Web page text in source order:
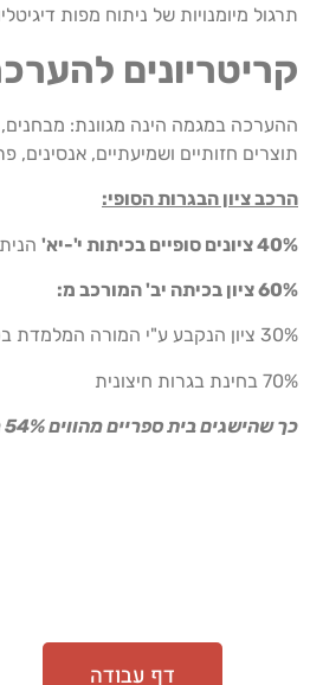
תרגול מיומנויות של ניתוח מפות
קריטריונים
ההערכה במגמה הינה מגוונת: מבחנים,
תוצרים חזותיים ושמיעתיים, אנסינים,
הרכב ציון הבגרות הסופי:
40% ציונים סופיים בכיתות י'-יא'
60% ציון בכיתה יב' המורכב מ:
30% ציון הנקבע ע"י המורה המלמדת בכיתה בהתבסס על תלמידאות, עבודות, מבחנים ובחינת מתכונת.
70% בחינת בגרות חיצונית
כך שהישגים בית ספריים מהווים 54% מציון הבגרות הסופי.
דף עבודה